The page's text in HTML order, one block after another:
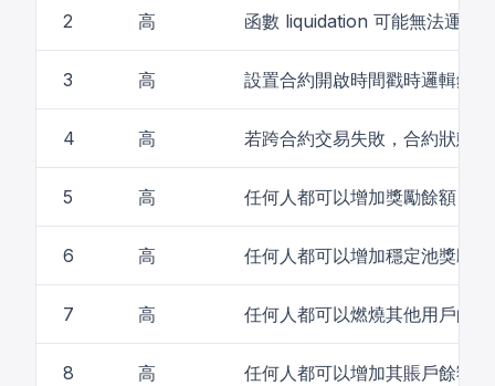
2 高 函數 liquidation 可能無法運行
3 高 設置合約開啟時間戳時邏輯錯誤
4 高 若跨合約交易失敗，合約狀態
5 高 任何人都可以增加獎勵餘額
6 高 任何人都可以增加穩定池獎勵
7 高 任何人都可以燃燒其他用戶的
8 高 任何人都可以增加其賬戶餘額